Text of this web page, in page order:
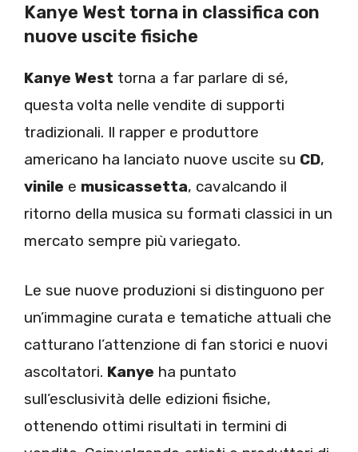
Kanye West torna in classifica con
nuove uscite fisiche
Kanye West torna a far parlare di sé,
questa volta nelle vendite di supporti
tradizionali. Il rapper e produttore
americano ha lanciato nuove uscite su CD,
vinile e musicassetta, cavalcando il
ritorno della musica su formati classici in un
mercato sempre più variegato.
Le sue nuove produzioni si distinguono per
un’immagine curata e tematiche attuali che
catturano l’attenzione di fan storici e nuovi
ascoltatori. Kanye ha puntato
sull’esclusività delle edizioni fisiche,
ottenendo ottimi risultati in termini di